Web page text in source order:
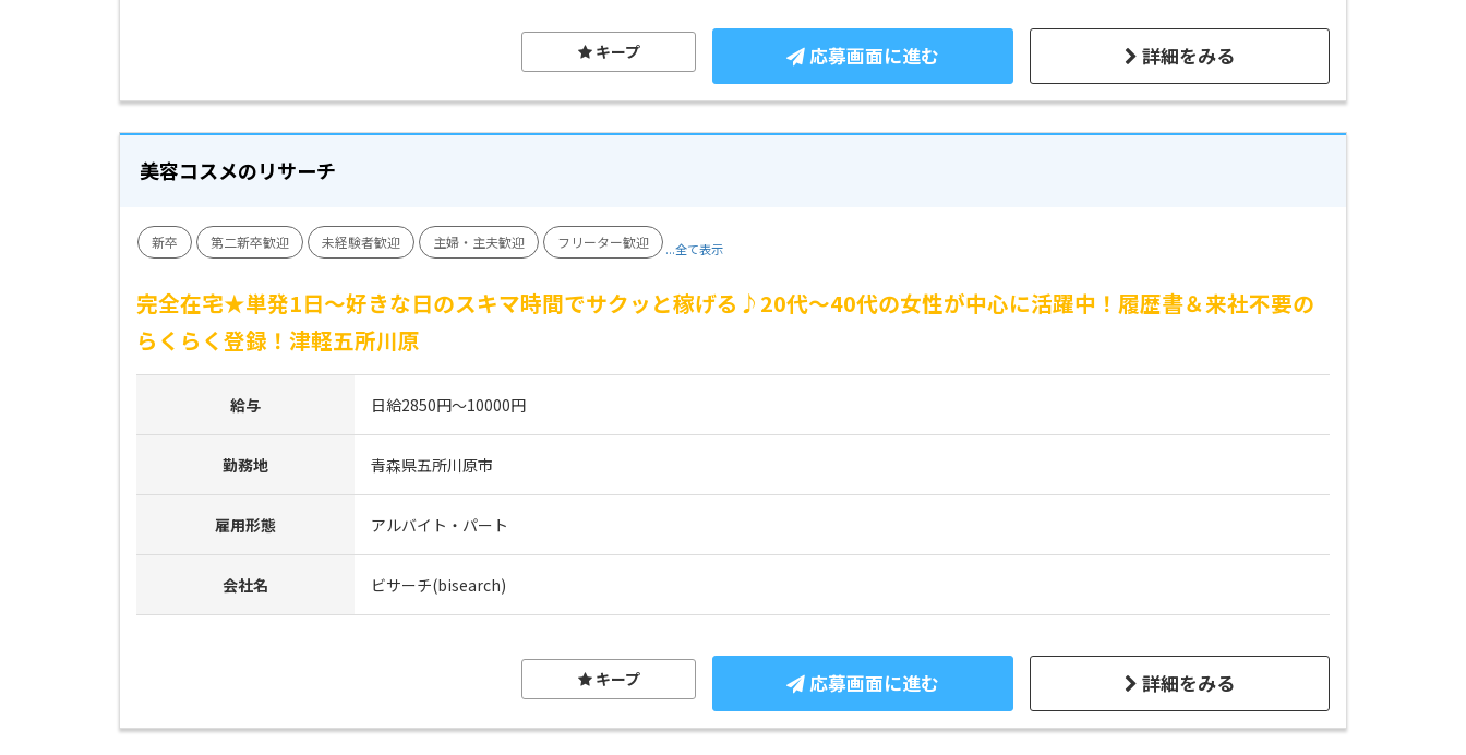
詳細をみる
応募画面に進む
キープ
美容コスメのリサーチ
新卒 第二新卒歓迎 未経験者歓迎 主婦・主夫歓迎 フリーター歓迎 ...全て表示
完全在宅★単発1日～好きな日のスキマ時間でサクッと稼げる♪20代～40代の女性が中心に活躍中！履歴書＆来社不要の
らくらく登録！津軽五所川原
給与 日給2850円～10000円
勤務地 青森県五所川原市
雇用形態 アルバイト・パート
会社名 ビサーチ(bisearch)
詳細をみる
応募画面に進む
キープ